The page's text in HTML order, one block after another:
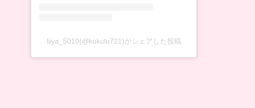
liiya_5010(@kukulu721)がシェアした投稿